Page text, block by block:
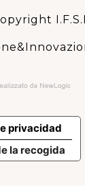
la recogida
privacidad